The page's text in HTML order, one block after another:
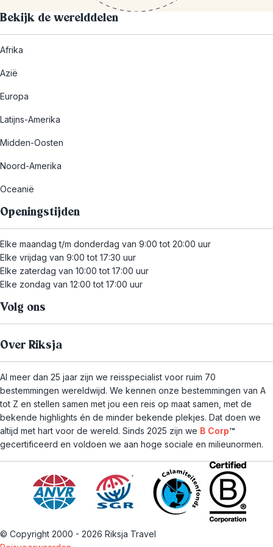
Bekijk de werelddelen
Afrika
Azië
Europa
Latijns-Amerika
Midden-Oosten
Noord-Amerika
Oceanië
Openingstijden
Elke maandag t/m donderdag van 9:00 tot 20:00 uur
Elke vrijdag van 9:00 tot 17:30 uur
Elke zaterdag van 10:00 tot 17:00 uur
Elke zondag van 12:00 tot 17:00 uur
Volg ons
Over Riksja
Al meer dan 25 jaar zijn we reisspecialist voor ruim 70
bestemmingen wereldwijd. We kennen onze bestemmingen van A
tot Z en stellen samen met jou een reis op maat samen, met de
bekende highlights én de minder bekende plekjes. Dat doen we
altijd met hart voor de wereld. Sinds 2025 zijn we B Corp™
gecertificeerd en voldoen we aan hoge sociale en milieunormen.
© Copyright 2000 - 2026 Riksja Travel